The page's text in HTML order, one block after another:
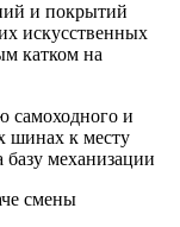
и покрытий
искусственных
катком на
самоходного и
шинах к месту
механизации
смены